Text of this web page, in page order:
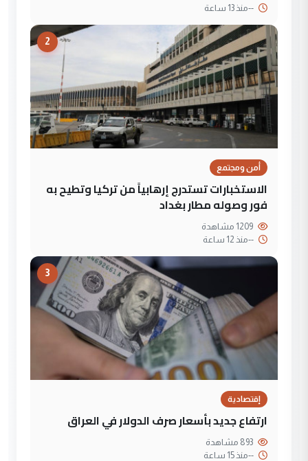
--منذ 13 ساعة
2
أمن ومجتمع
الاستخبارات تستدرج إرهابياً من تركيا وتطيح به
فور وصوله مطار بغداد
--منذ 12 ساعة
3
إقتصادية
ارتفاع جديد بأسعار صرف الدولار في العراق
--منذ 15 ساعة